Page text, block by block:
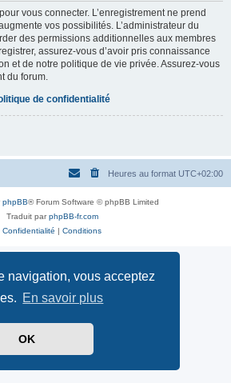
navigation, vous acceptez
En savoir plus
OK
vous connecter. L’enregistrement ne prend
vos possibilités. L’administrateur du
des permissions additionnelles aux membres
assurez-vous d’avoir pris connaissance
et de notre politique de vie privée. Assurez-vous
du forum.
de confidentialité
Heures au format UTC+02:00
phpBB® Forum Software © phpBB Limited
Traduit parphpBB-fr.com
Confidentialité | Conditions